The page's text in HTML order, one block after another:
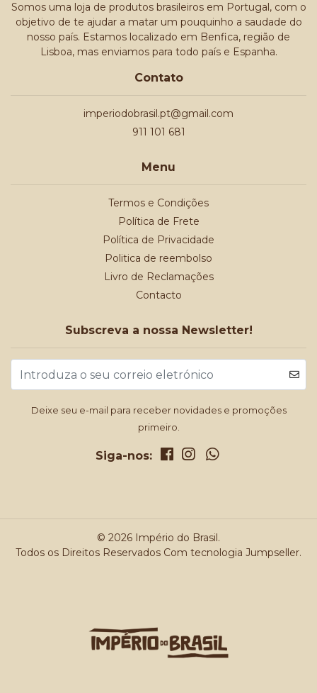
Somos uma loja de produtos brasileiros em Portugal, com o
objetivo de te ajudar a matar um pouquinho a saudade do
nosso país. Estamos localizado em Benfica, região de
Lisboa, mas enviamos para todo país e Espanha.
Contato
imperiodobrasil.pt@gmail.com
911 101 681
Menu
Termos e Condições
Política de Frete
Política de Privacidade
Politica de reembolso
Livro de Reclamações
Contacto
Subscreva a nossa Newsletter!
Deixe seu e-mail para receber novidades e promoções
primeiro.
Siga-nos:
© 2026 Império do Brasil.
Todos os Direitos Reservados Com tecnologia Jumpseller.